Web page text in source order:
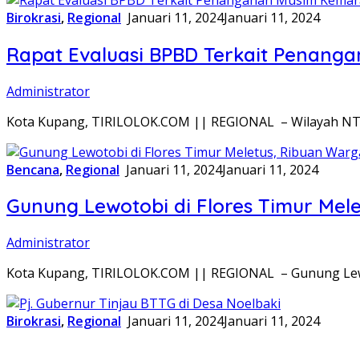
Birokrasi, Regional Januari 11, 2024Januari 11, 2024
Rapat Evaluasi BPBD Terkait
Administrator
Kota Kupang, TIRILOLOK.COM || REGIONAL – Wilayah
Bencana, Regional Januari 11, 2024Januari 11, 2024
Gunung Lewotobi di Flores Timur
Administrator
Kota Kupang, TIRILOLOK.COM || REGIONAL – Gunung
Birokrasi, Regional Januari 11, 2024Januari 11, 2024